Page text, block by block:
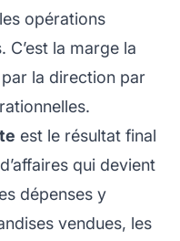
opérations
la marge la
la direction par
est le résultat final
qui devient
dépenses y
vendues, les